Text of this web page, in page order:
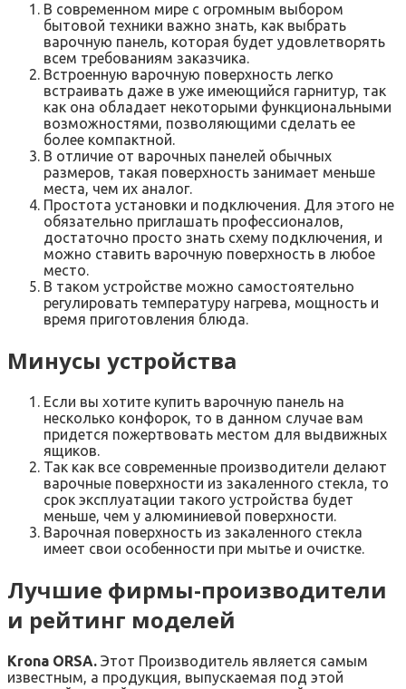
В современном мире с огромным выбором
бытовой техники важно знать, как выбрать
варочную панель, которая будет удовлетворять
всем требованиям заказчика.
Встроенную варочную поверхность легко
встраивать даже в уже имеющийся гарнитур, так
как она обладает некоторыми функциональными
возможностями, позволяющими сделать ее
более компактной.
В отличие от варочных панелей обычных
размеров, такая поверхность занимает меньше
места, чем их аналог.
Простота установки и подключения. Для этого не
обязательно приглашать профессионалов,
достаточно просто знать схему подключения, и
можно ставить варочную поверхность в любое
место.
В таком устройстве можно самостоятельно
регулировать температуру нагрева, мощность и
время приготовления блюда.
Минусы устройства
Если вы хотите купить варочную панель на
несколько конфорок, то в данном случае вам
придется пожертвовать местом для выдвижных
ящиков.
Так как все современные производители делают
варочные поверхности из закаленного стекла, то
срок эксплуатации такого устройства будет
меньше, чем у алюминиевой поверхности.
Варочная поверхность из закаленного стекла
имеет свои особенности при мытье и очистке.
Лучшие фирмы-производители
и рейтинг моделей
Krona ORSA. Этот Производитель является самым
известным, а продукция, выпускаемая под этой